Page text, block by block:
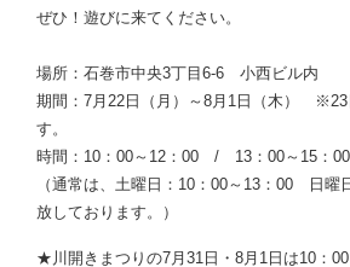
ぜひ！遊びに来てください。
場所：石巻市中央3丁目6-6 小西ビル内
期間：7月22日（月）～8月1日（木） ※23
す。
時間：10：00～12：00 / 13：00～15：00
（通常は、土曜日：10：00～13：00 日曜
放しております。）
★川開きまつりの7月31日・8月1日は10：